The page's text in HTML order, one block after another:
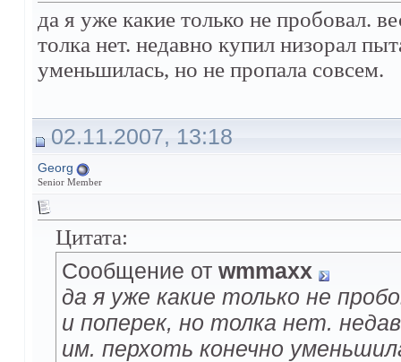
да я уже какие только не пробовал.
толка нет. недавно купил низорал
уменьшилась, но не пропала совсем.
02.11.2007, 13:18
Georg
Senior Member
Цитата:
Сообщение от wmmaxx
да я уже какие только не
и поперек, но толка нет.
им. перхоть конечно